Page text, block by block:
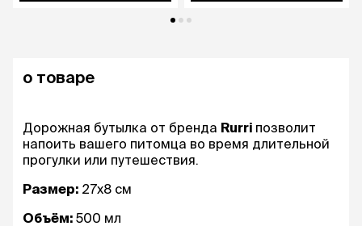
о товаре
Дорожная бутылка от бренда Rurri позволит
напоить вашего питомца во время длительной
прогулки или путешествия.
Размер: 27х8 см
Объём: 500 мл